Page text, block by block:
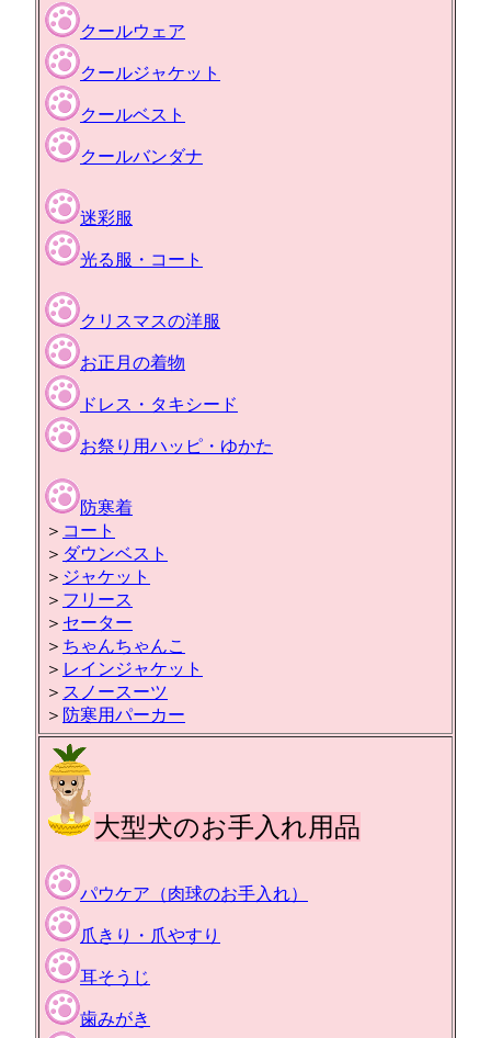
クールウェア
クールジャケット
クールベスト
クールバンダナ
迷彩服
光る服・コート
クリスマスの洋服
お正月の着物
ドレス・タキシード
お祭り用ハッピ・ゆかた
防寒着
＞ コート
＞ ダウンベスト
＞ ジャケット
＞ フリース
＞ セーター
＞ ちゃんちゃんこ
＞ レインジャケット
＞ スノースーツ
＞ 防寒用パーカー
大型犬のお手入れ用品
パウケア（肉球のお手入れ）
爪きり・爪やすり
耳そうじ
歯みがき